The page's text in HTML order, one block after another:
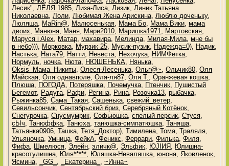
Лесик",ЛЁЛЯ 1985,Лиза-Лиса,Лизик,Линик Татьяна
Николаевна,Лоли,Любимая Жена Арискина,Люблю доченьку,
Люляша, МаRin@, Малюсенькая, Мама Бо, Мама Вики,мама
двоих, Манюня, Маня, Мари2010, Маришка1971, Мартовская,
Маруся i Alex, Матар,махавира, Мелинда, Милая-Мила,мне бы
в небо))), Морковка, Мурзик 25, Мусик-пузик, Надежда=0), Надик,
Настька, Ната79, Натти, Невеста, Нехочука, НИМФетка,
Нормуль,ночка, Нюта, НЮШЕНЬКА, Нянька,
Оksis_Мама_Никиты,Олеся-Лесенька,Ольг@~,Ольчик80,Оля
Майская,Оля однавполе,Оля-ля87,Оля.Т.,Оранжевая кошка,
Плюша, ПОГОДА, Потеряшка, Почемучка, Птенчик, Пушистый
Бегемот, Радуга, Рафи, Регина, Рина, Розочка13,рыбачка,
Рыжинка85,Сама_Такая,Сашенька,свежий_ветер,
Севильсончик,Сентябрьский бриз,Серебряный Котёнок,
Снегурочка,Снусмумрик,Софьюшка,спелый персик,Стуся,
сЫч,Танюффка,Танюха,танюшка-симпатюшка,Таняша,
Татьянка0906,Ташка,Тетя_Доктор),Тимилена,Тома,Траляля,
Ульяночка,Умница,ФейкА,Феникс,Феррари,Филька,Филя,
Фифа, Шмелюся, Элейн,эличк@, Эльфик, ЮJIИЯ, Юлишна-
красотулишна, Юля*****, Юляшка-Неваляшка,юнона,Яковленок,
Ясмина, _GG_ , _Екатерина_ ,~Инна~